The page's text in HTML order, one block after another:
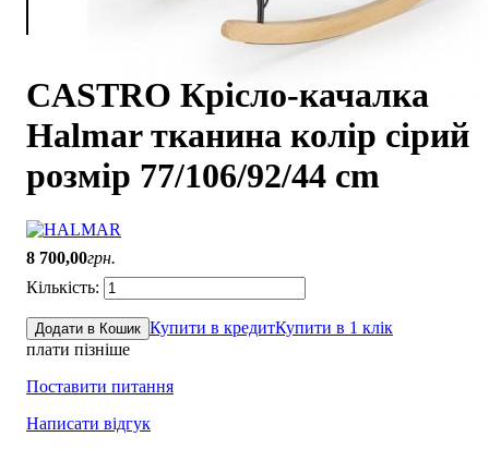
CASTRO Крісло-качалка
Halmar тканина колір сірий
розмір 77/106/92/44 cm
8 700,00грн.
Додати в Кошик Купити в кредитКупити в 1 клік
плати пізніше
Поставити питання
Написати відгук